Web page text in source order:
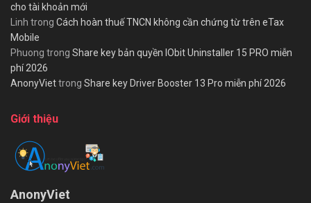
cho tài khoản mới
Linh trong Cách hoàn thuế TNCN không cần chứng từ trên eTax
Mobile
Phuong trong Share key bản quyền IObit Uninstaller 15 PRO miễn
phí 2026
AnonyViettrong Share key Driver Booster 13 Pro miễn phí 2026
Giới thiệu
AnonyViet